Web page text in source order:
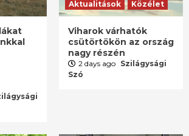
Aktualitások Közélet
Viharok várhatók
csütörtökön az ország
nagy részén
2 days ago Szilágysági
Szó